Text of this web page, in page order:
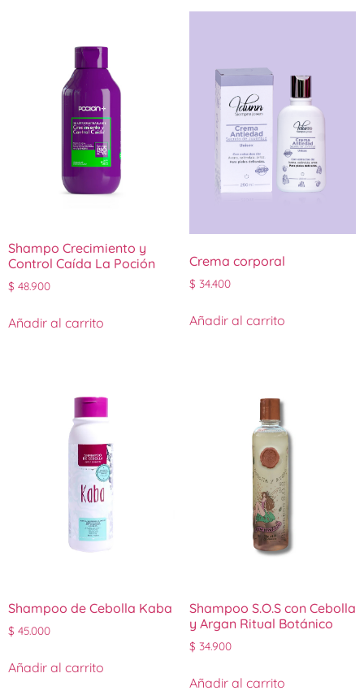
Shampo Crecimiento y
Control Caída La Poción
$ 48.900
Añadir al carrito
Crema corporal
$ 34.400
Añadir al carrito
Shampoo de Cebolla Kaba
$ 45.000
Añadir al carrito
Shampoo S.O.S con Cebolla
y Argan Ritual Botánico
$ 34.900
Añadir al carrito